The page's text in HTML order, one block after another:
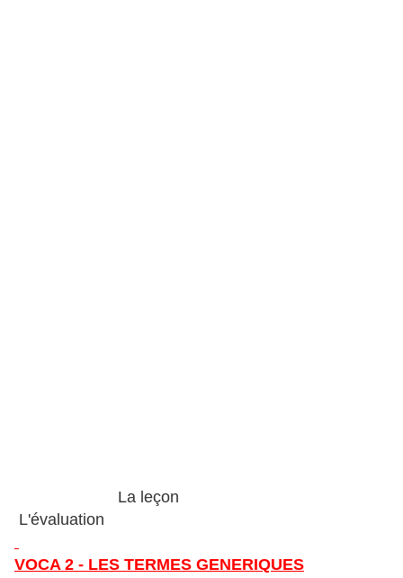
La leçon
L'évaluation
VOCA 2 - LES TERMES GENERIQUES